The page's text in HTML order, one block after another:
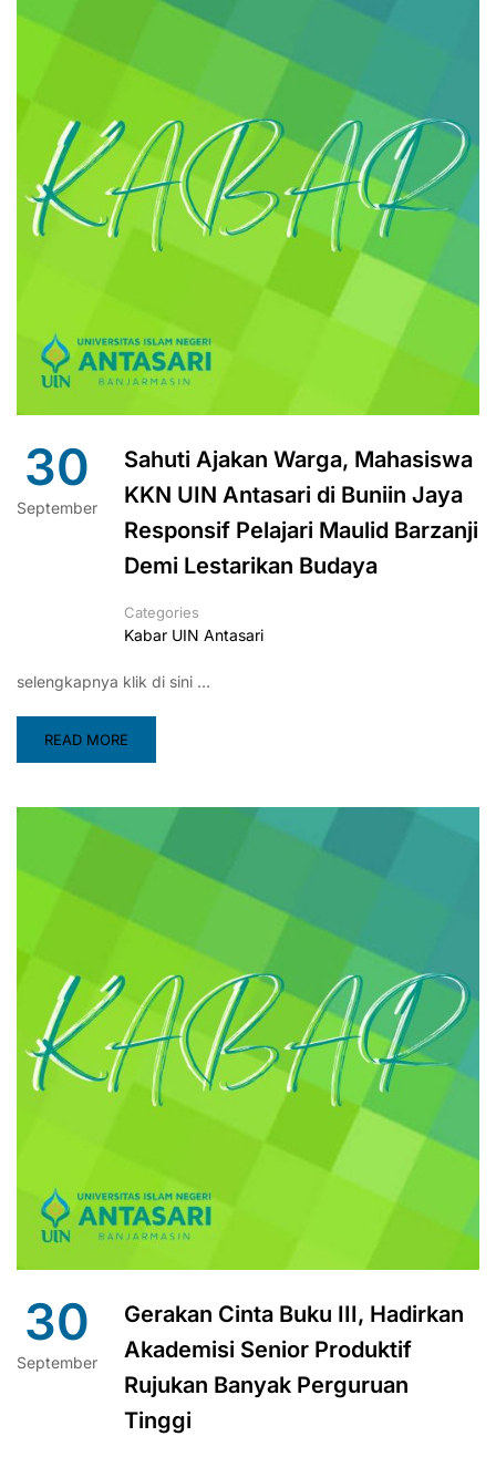
30
September
Sahuti Ajakan Warga, Mahasiswa
KKN UIN Antasari di Buniin Jaya
Responsif Pelajari Maulid Barzanji
Demi Lestarikan Budaya
Categories
Kabar UIN Antasari
selengkapnya klik di sini …
READ MORE
30
September
Gerakan Cinta Buku III, Hadirkan
Akademisi Senior Produktif
Rujukan Banyak Perguruan
Tinggi